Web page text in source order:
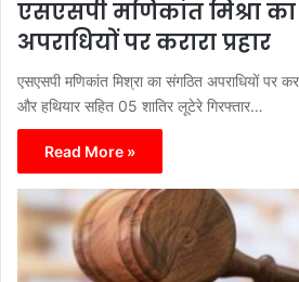
एसएसपी मणिकांत मिश्रा
अपराधियों पर करारा प्रहार
एसएसपी मणिकांत मिश्रा का संगठित अपराधियों पर
और हथियार सहित 05 शातिर लूटेरे गिरफ्तार…
Read More »